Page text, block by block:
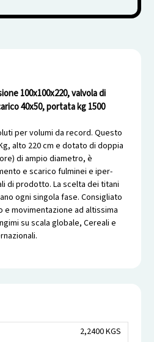
100x100x220, valvola di
40x50, portata kg 1500
per volumi da record. Questo
alto 220 cm e dotato di doppia
di ampio diametro, è
e scarico fulminei e iper-
di prodotto. La scelta dei titani
ogni singola fase. Consigliato
movimentazione ad altissima
su scala globale, Cereali e
2,2400 KGS